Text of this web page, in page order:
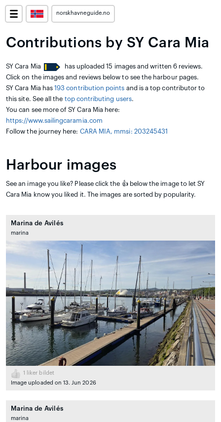
norskhavneguide.no
Contributions by SY Cara Mia
SY Cara Mia
has uploaded 15 images and written 6 reviews.
Click on the images and reviews below to see the harbour pages.
SY Cara Mia has193 contribution points and is a top contributor to
this site. See all the top contributing users.
You can see more of SY Cara Mia here:
https://www.sailingcaramia.com
Follow the journey here: CARA MIA, mmsi: 203245431
Harbour images
See an image you like? Please click the 👍 below the image to let SY
Cara Mia know you liked it. The images are sorted by popularity.
Marina de Avilés
marina
1
liker bildet
Image uploaded on 13. Jun 2026
Marina de Avilés
marina